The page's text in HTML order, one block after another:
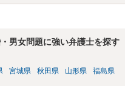
のは難しい側面もありますので
男女問題に強い弁護士を探す
宮城県 秋田県 山形県 福島県